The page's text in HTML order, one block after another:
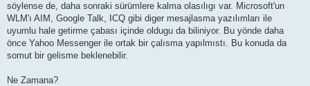
söylense de, daha sonraki sürümlere kalma olasılıgı var. Microsoft'un
WLM'ı AIM, Google Talk, ICQ gibi diger mesajlasma yazılımları ile
uyumlu hale getirme çabası içinde oldugu da biliniyor. Bu yönde daha
önce Yahoo Messenger ile ortak bir çalısma yapılmıstı. Bu konuda da
somut bir gelisme beklenebilir.
Ne Zamana?